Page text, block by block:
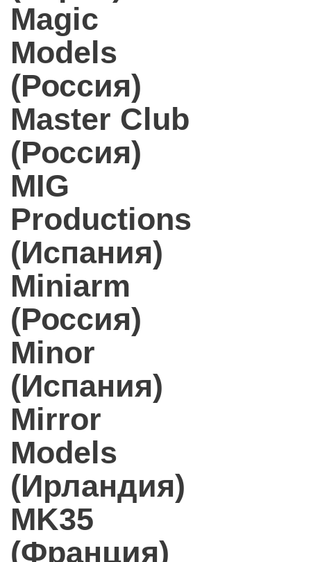
Magic
Models
(Россия)
Master Club
(Россия)
MIG
Productions
(Испания)
Miniarm
(Россия)
Minor
(Испания)
Mirror
Models
(Ирландия)
MK35
(Франция)